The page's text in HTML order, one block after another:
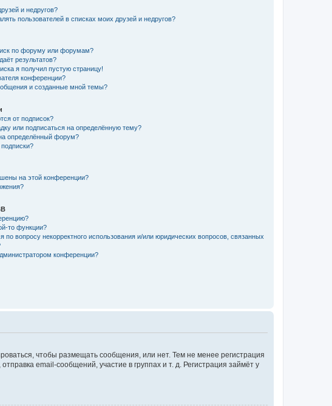
и недругов?
пользователей в списках моих друзей и недругов?
по форуму или форумам?
результатов?
я получил пустую страницу!
конференции?
и созданные мной темы?
от подписок?
или подписаться на определённую тему?
определённый форум?
подписки?
на этой конференции?
то функции?
по вопросу некорректного использования и/или юридических вопросов, связанных
конференции?
чтобы размещать сообщения, или нет. Тем не менее регистрация
email-сообщений, участие в группах и т. д. Регистрация займёт у